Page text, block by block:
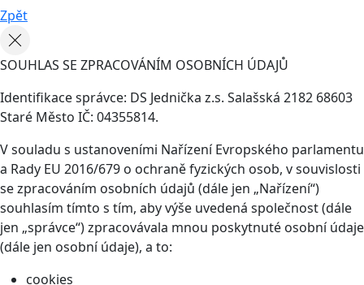
Zpět
SOUHLAS SE ZPRACOVÁNÍM OSOBNÍCH ÚDAJŮ
Identifikace správce: DS Jednička z.s. Salašská 2182 68603
Staré Město IČ: 04355814.
V souladu s ustanoveními Nařízení Evropského parlamentu
a Rady EU 2016/679 o ochraně fyzických osob, v souvislosti
se zpracováním osobních údajů (dále jen „Nařízení“)
souhlasím tímto s tím, aby výše uvedená společnost (dále
jen „správce“) zpracovávala mnou poskytnuté osobní údaje
(dále jen osobní údaje), a to:
cookies